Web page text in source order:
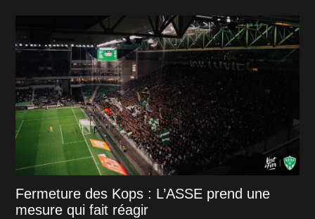
Fermeture des Kops : L’ASSE prend une
mesure qui fait réagir